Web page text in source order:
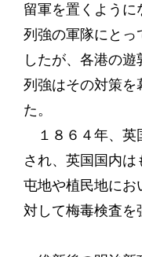
留軍を置くよう
列強の軍隊にとっ
したが、各港の遊
列強はその対策を
た。
１８６４年、英
され、英国国内
屯地や植民地にお
対して梅毒検査を